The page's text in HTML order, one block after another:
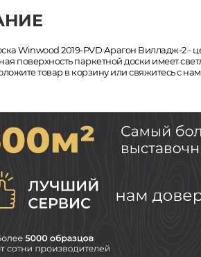
Winwood 2019-PVD Арагон Вилладж-2 -
поверхность паркетной доски имеет
товар в корзину или свяжитесь с